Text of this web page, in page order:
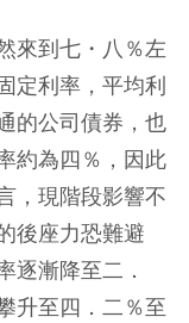
來到七・八％左
定利率，平均利
的公司債券，也
約為四％，因此
，現階段影響不
後座力恐難避
逐漸降至二．
升至四．二％至